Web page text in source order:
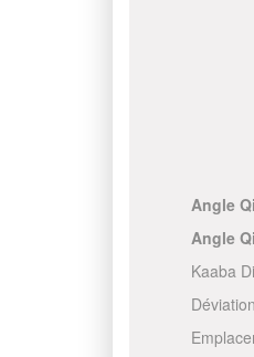
Angle
Angle
Kaaba